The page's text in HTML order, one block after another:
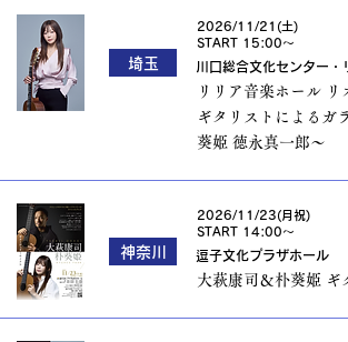
埼玉
2026/11/21(土)
START 15:00〜
川口総合文化センター・
リリア音楽ホール
ギタリストによるガ
葵姫 徳永真一郎〜
神奈川
2026/11/23(月祝)
START 14:00〜
逗子文化プラザホール
大萩康司＆朴葵姫 ギ